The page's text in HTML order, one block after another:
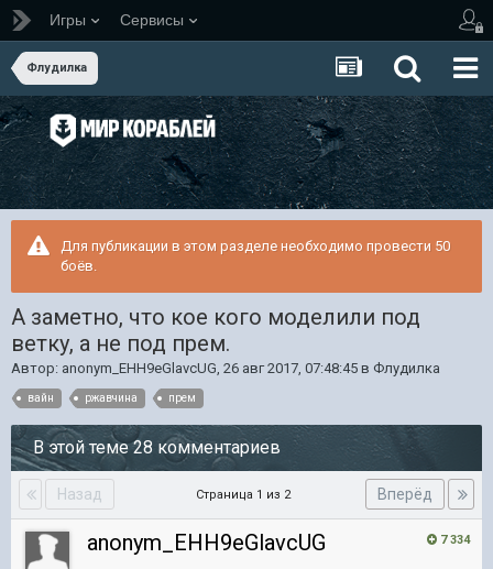
Игры Сервисы
Флудилка
Для публикации в этом разделе необходимо провести 50
боёв.
А заметно, что кое кого моделили под
ветку, а не под прем.
Автор: anonym_EHH9eGlavcUG, 26 авг 2017, 07:48:45 в Флудилка
вайн ржавчина прем
В этой теме 28 комментариев
Назад Вперёд
Страница 1 из 2
7 334
anonym_EHH9eGlavcUG